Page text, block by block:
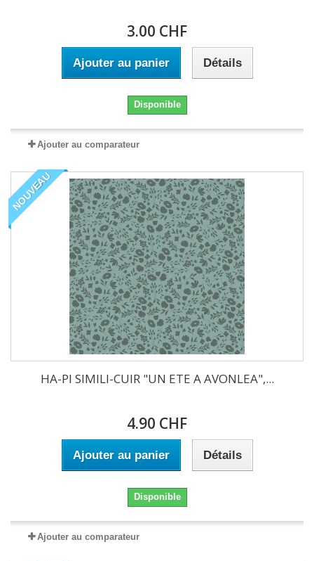
3.00 CHF
Ajouter au panier Détails
Disponible
Ajouter au comparateur
NOUVEAU
HA-PI SIMILI-CUIR "UN ETE A AVONLEA",...
4.90 CHF
Ajouter au panier Détails
Disponible
Ajouter au comparateur